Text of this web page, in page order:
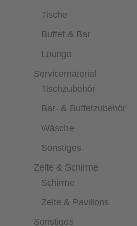
Tische
Buffet & Bar
Lounge
Servicematerial
Tischzubehör
Bar- & Buffetzubehör
Wäsche
Sonstiges
Zelte & Schirme
Schirme
Zelte & Pavillons
Sonstiges